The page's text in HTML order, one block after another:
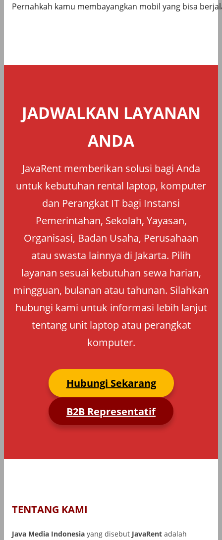
Pernahkah kamu membayangkan mobil yang bisa
JADWALKAN LAYANAN
ANDA
JavaRent memberikan solusi bagi Anda
untuk kebutuhan rental laptop, komputer
dan Perangkat IT bagi Instansi
Pemerintahan, Sekolah, Yayasan,
Organisasi, Badan Usaha, Perusahaan
atau swasta lainnya di Jakarta. Pilih
layanan sesuai kebutuhan sewa harian,
mingguan, bulanan atau tahunan. Silahkan
hubungi kami untuk informasi lebih lanjut
tentang unit laptop atau perangkat
komputer.
Hubungi Sekarang
B2B Representatif
TENTANG KAMI
Java Media Indonesia yang disebut JavaRent adalah